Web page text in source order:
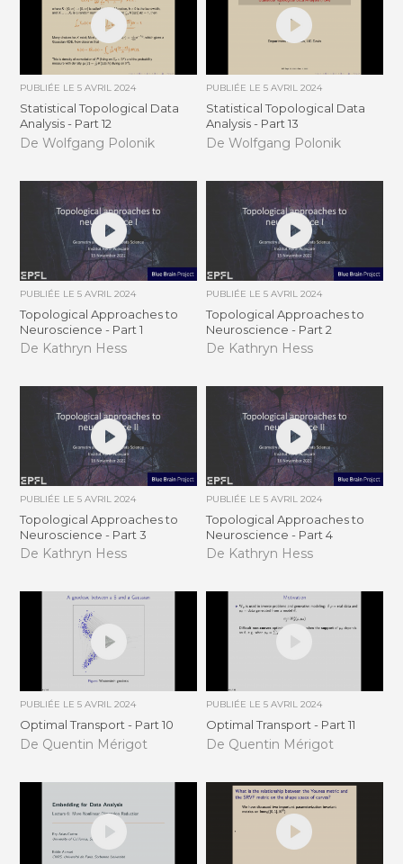
PUBLIÉE LE5 AVRIL 2024
Statistical Topological Data
Analysis - Part 12
De Wolfgang Polonik
PUBLIÉE LE 5 AVRIL 2024
Statistical Topological Data
Analysis - Part 13
De Wolfgang Polonik
PUBLIÉE LE5 AVRIL 2024
Topological Approaches to
Neuroscience - Part 1
De Kathryn Hess
PUBLIÉE LE 5 AVRIL 2024
Topological Approaches to
Neuroscience - Part 2
De Kathryn Hess
PUBLIÉE LE5 AVRIL 2024
Topological Approaches to
Neuroscience - Part 3
De Kathryn Hess
PUBLIÉE LE 5 AVRIL 2024
Topological Approaches to
Neuroscience - Part 4
De Kathryn Hess
PUBLIÉE LE5 AVRIL 2024
Optimal Transport - Part 10
De Quentin Mérigot
PUBLIÉE LE 5 AVRIL 2024
Optimal Transport - Part 11
De Quentin Mérigot